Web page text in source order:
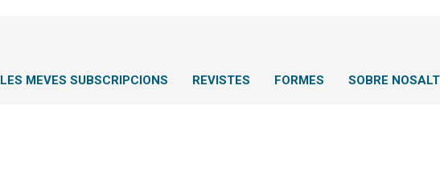
LES MEVES SUBSCRIPCIONS REVISTES FORMES SOBRE